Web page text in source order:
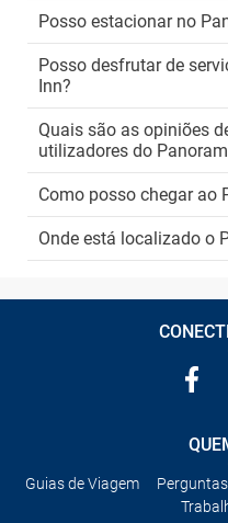
Posso estacionar no
Posso desfrutar de
Inn?
Quais são as opiniões
utilizadores do
Como posso chegar ao
Onde está localizado o
Guias de Viagem